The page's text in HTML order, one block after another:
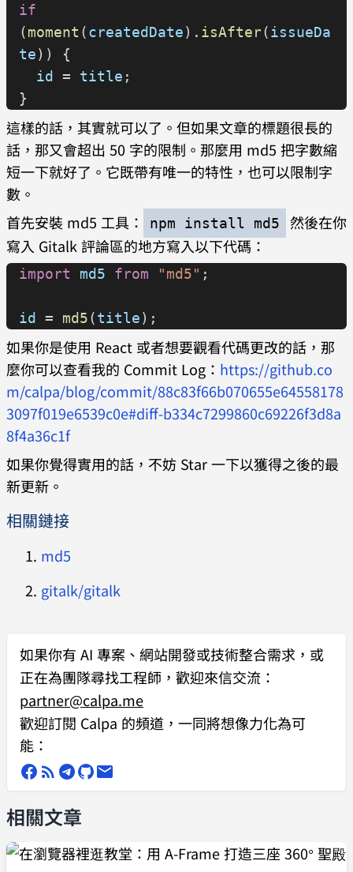
if
(moment (createdDate). isAfter(issueDa
te)) {
  id
= title ;
}
這樣的話，其實就可以了。但如果文章的標題很長的
話，那又會超出 50 字的限制。那麼用 md5 把字數縮
短一下就好了。它既帶有唯一的特性，也可以限制字
數。
首先安裝 md5 工具：
npm install md5
然後在你
寫入 Gitalk 評論區的地方寫入以下代碼：
import md5 from "md5" ;
id = md5(title);
如果你是使用 React 或者想要觀看代碼更改的話，那
麼你可以查看我的 Commit Log： https://github.co
m/calpa/blog/commit/88c83f66b070655e64558178
3097f019e6539c0e#diff-b334c7299860c69226f3d8a
8f4a36c1f
如果你覺得實用的話，不妨 Star 一下以獲得之後的最
新更新。
相關鏈接
md5
gitalk/gitalk
如果你有 AI 專案、網站開發或技術整合需求 ，或
正在為團隊尋找工程師，歡迎來信交流：
partner@calpa.me
歡迎訂閱 Calpa 的頻道，一同將想像力化為可
能：
相關文章